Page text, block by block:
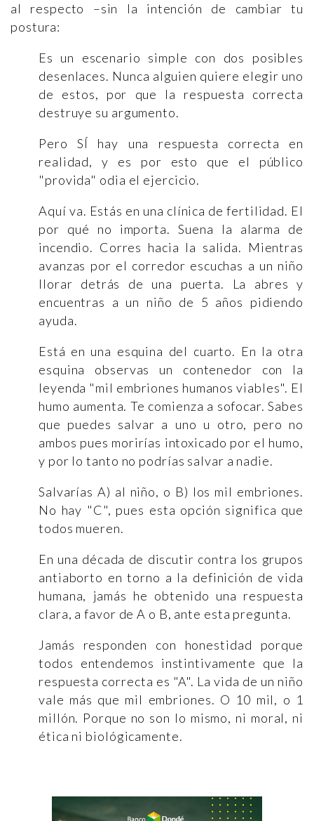
al respecto –sin la intención de cambiar tu
postura:
Es un escenario simple con dos posibles
desenlaces. Nunca alguien quiere elegir uno
de estos, por que la respuesta correcta
destruye su argumento.
Pero SÍ hay una respuesta correcta en
realidad, y es por esto que el público
"provida" odia el ejercicio.
Aquí va. Estás en una clínica de fertilidad. El
por qué no importa. Suena la alarma de
incendio. Corres hacia la salida. Mientras
avanzas por el corredor escuchas a un niño
llorar detrás de una puerta. La abres y
encuentras a un niño de 5 años pidiendo
ayuda.
Está en una esquina del cuarto. En la otra
esquina observas un contenedor con la
leyenda "mil embriones humanos viables". El
humo aumenta. Te comienza a sofocar. Sabes
que puedes salvar a uno u otro, pero no
ambos pues morirías intoxicado por el humo,
y por lo tanto no podrías salvar a nadie.
Salvarías A) al niño, o B) los mil embriones.
No hay "C", pues esta opción significa que
todos mueren.
En una década de discutir contra los grupos
antiaborto en torno a la definición de vida
humana, jamás he obtenido una respuesta
clara, a favor de A o B, ante esta pregunta.
Jamás responden con honestidad porque
todos entendemos instintivamente que la
respuesta correcta es "A". La vida de un niño
vale más que mil embriones. O 10 mil, o 1
millón. Porque no son lo mismo, ni moral, ni
ética ni biológicamente.